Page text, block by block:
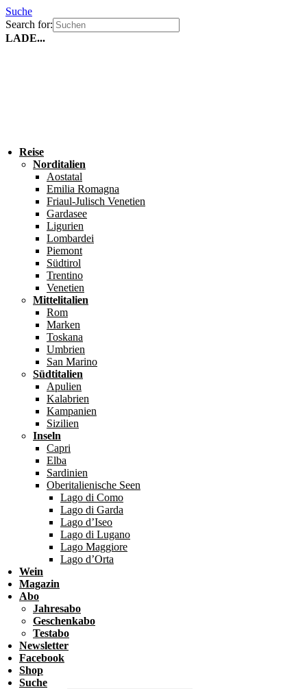
Suche
Search for:
LADE...
Reise
Norditalien
Aostatal
Emilia Romagna
Friaul-Julisch Venetien
Gardasee
Ligurien
Lombardei
Piemont
Südtirol
Trentino
Venetien
Mittelitalien
Rom
Marken
Toskana
Umbrien
San Marino
Südtitalien
Apulien
Kalabrien
Kampanien
Sizilien
Inseln
Capri
Elba
Sardinien
Oberitalienische Seen
Lago di Como
Lago di Garda
Lago d’Iseo
Lago di Lugano
Lago Maggiore
Lago d’Orta
Wein
Magazin
Abo
Jahresabo
Geschenkabo
Testabo
Newsletter
Facebook
Shop
Suche